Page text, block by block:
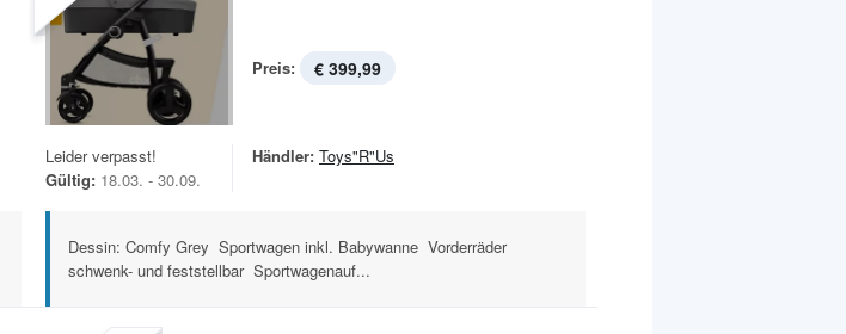
Preis: € 399,99
Leider verpasst!
Gültig: 18.03. - 30.09.
Händler: Toys"R"Us
Dessin: Comfy Grey Sportwagen inkl. Babywanne Vorderräder
schwenk- und feststellbar Sportwagenauf...